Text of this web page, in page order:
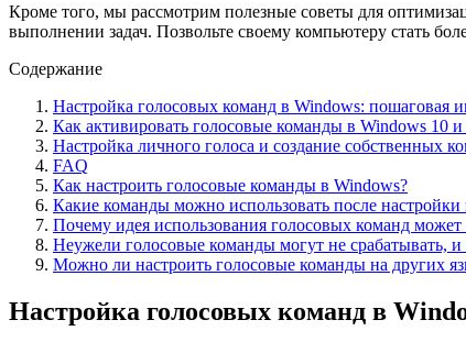
Кроме того, мы рассмотрим полезные советы для
выполнении задач. Позвольте своему компьютеру стать
Содержание
Настройка голосовых команд в Windows: пошаговая
Как активировать голосовые команды в Windows 10 и
Настройка личного голоса и создание собственных
FAQ
Как настроить голосовые команды в Windows?
Какие команды можно использовать после настройки
Почему идея использования голосовых команд может
Неужели голосовые команды могут не срабатывать, и
Можно ли настроить голосовые команды на других
Настройка голосовых команд в